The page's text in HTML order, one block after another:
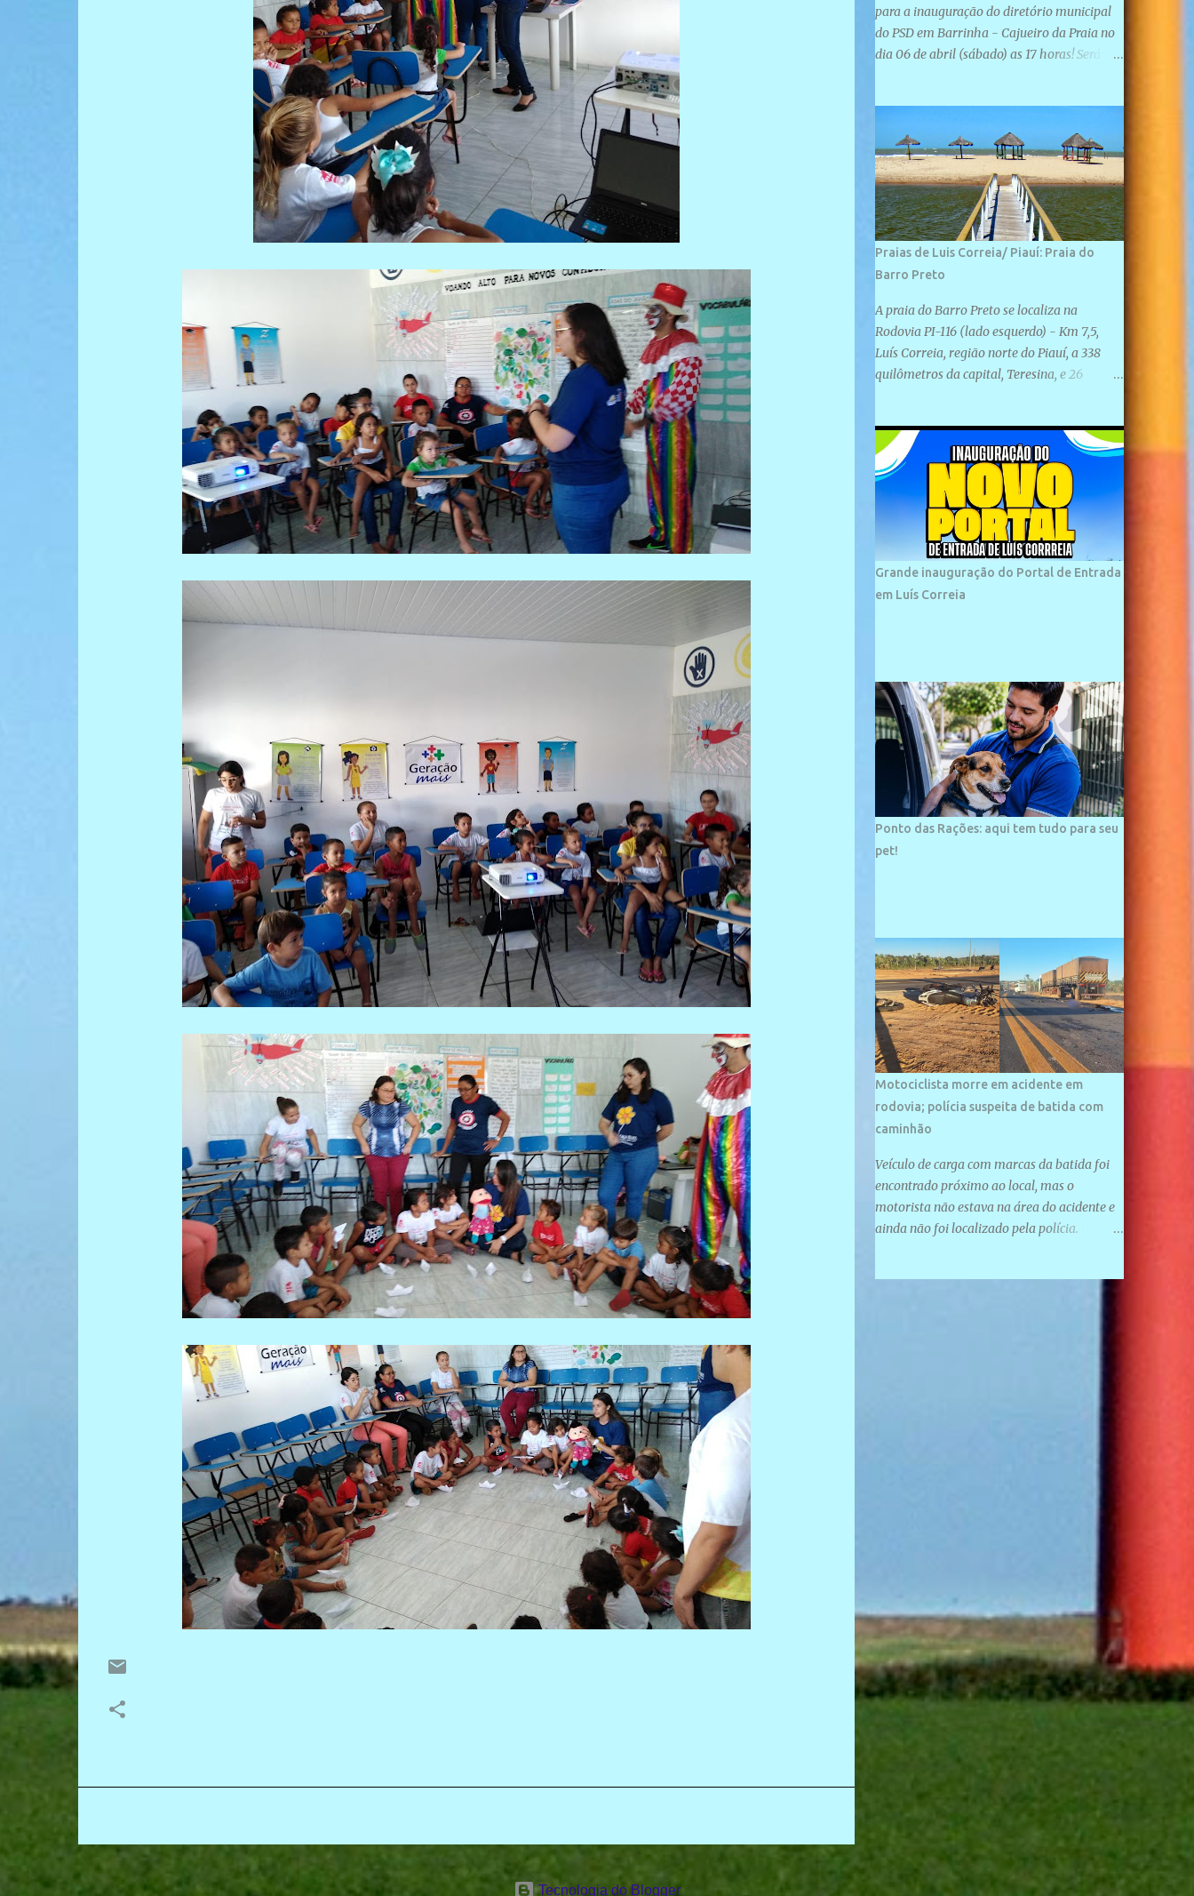
para a inauguração do diretório municipal
do PSD em Barrinha - Cajueiro da Praia no
dia 06 de abril (sábado) as 17 horas! Será
localizada na Rua São José, 98 Barrinha -
Cajueiro da Praia.
Praias de Luis Correia/ Piauí: Praia do
Barro Preto
A praia do Barro Preto se localiza na
Rodovia PI-116 (lado esquerdo) - Km 7,5,
Luís Correia, região norte do Piauí, a 338
quilômetros da capital, Teresina, e 26
plana e retilínea na maior parte de sua
extensão, chegando a mais ou menos a 1,5
km de paisagens exuberantes. Possui ondas
suaves devido ao extensivo molhe de pedras
que não chegam a 2 metros de altura, não
apresentando dunas em seu espaço
geográfico. Não se sabe ao certo porque a
praia leva esse nome, e muitas das suas
vizinhos. O bairro onde se localiza a praia é
palco de amplos investimentos e projetos
grandiosos como hotéis, pousadas e
residências de veraneio de grande porte. O
maior empreendimento fixado nessa área é
o SESC Praia, inaugurado em 12 de julho de
1996. Com arquitetura moderna,...
Grande inauguração do Portal de Entrada
em Luís Correia
Ponto das Rações: aqui tem tudo para seu
pet!
Motociclista morre em acidente em
rodovia; polícia suspeita de batida com
caminhão
Veículo de carga com marcas da batida foi
encontrado próximo ao local, mas o
motorista não estava na área do acidente e
ainda não foi localizado pela polícia.
ele não havia sido localizado. O Instituto
Médico Legal (IML) foi acionado para
remover o corpo da vítima. As circunstâncias
do acidente ...
Tecnologia do Blogger